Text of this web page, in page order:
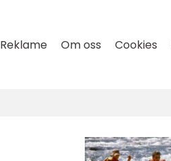
Reklame Om oss Cookies